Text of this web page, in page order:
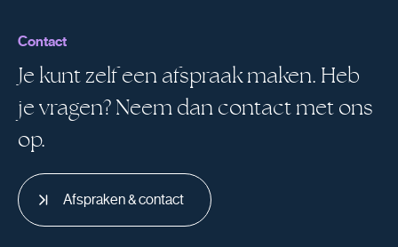
Contact
Je kunt zelf een afspraak maken. Heb
je vragen? Neem dan contact met ons
op.
Afspraken & contact